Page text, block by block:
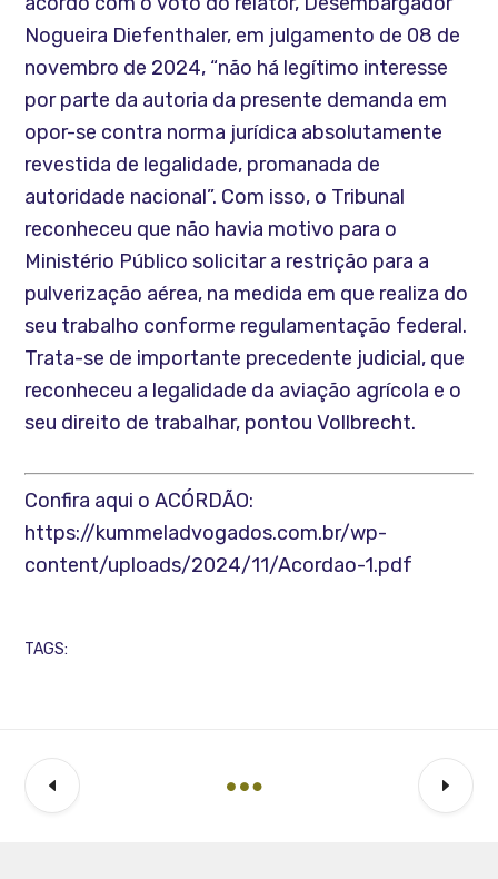
Nogueira Diefenthaler, em julgamento de 08 de
novembro de 2024, “não há legítimo interesse
por parte da autoria da presente demanda em
opor-se contra norma jurídica absolutamente
revestida de legalidade, promanada de
autoridade nacional”. Com isso, o Tribunal
reconheceu que não havia motivo para o
Ministério Público solicitar a restrição para a
pulverização aérea, na medida em que realiza do
seu trabalho conforme regulamentação federal.
Trata-se de importante precedente judicial, que
reconheceu a legalidade da aviação agrícola e o
seu direito de trabalhar, pontou Vollbrecht.
Confira aqui o ACÓRDÃO:
https://kummeladvogados.com.br/wp-
content/uploads/2024/11/Acordao-1.pdf
TAGS: